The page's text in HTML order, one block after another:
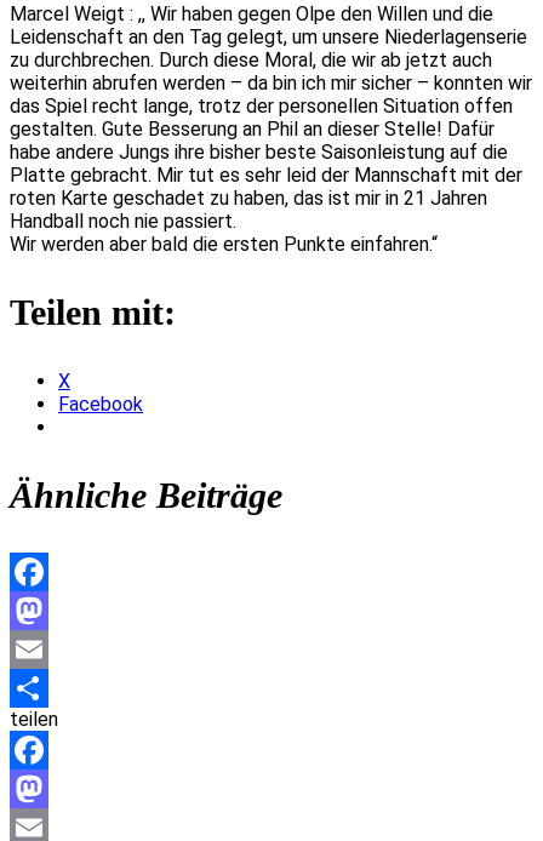
Marcel Weigt : ,, Wir haben gegen Olpe den Willen und die
Leidenschaft an den Tag gelegt, um unsere Niederlagenserie
zu durchbrechen. Durch diese Moral, die wir ab jetzt auch
weiterhin abrufen werden – da bin ich mir sicher – konnten wir
das Spiel recht lange, trotz der personellen Situation offen
gestalten. Gute Besserung an Phil an dieser Stelle! Dafür
habe andere Jungs ihre bisher beste Saisonleistung auf die
Platte gebracht. Mir tut es sehr leid der Mannschaft mit der
roten Karte geschadet zu haben, das ist mir in 21 Jahren
Handball noch nie passiert.
Wir werden aber bald die ersten Punkte einfahren.“
Teilen mit:
X
Facebook
Ähnliche Beiträge
Facebook
Mastodon
Email
Teilen
teilen
Facebook
Mastodon